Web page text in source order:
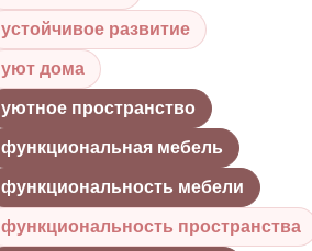
устойчивое развитие
уют дома
уютное пространство
функциональная мебель
функциональность мебели
функциональность пространства